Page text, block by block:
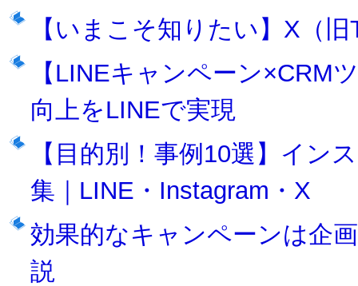
【いまこそ知りたい】X（
【LINEキャンペーン×CRM
向上をLINEで実現
【目的別！事例10選】イン
集｜LINE・Instagram・X
効果的なキャンペーンは企
説